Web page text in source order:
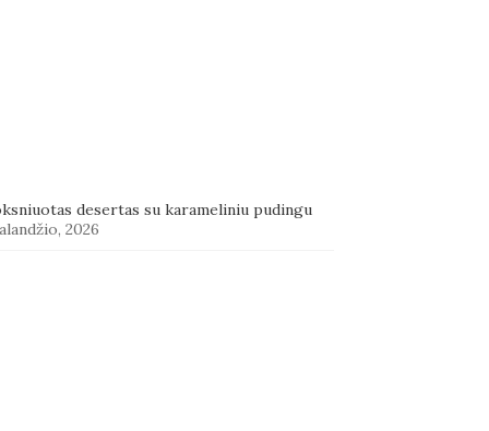
desertas su karameliniu pudingu
2026